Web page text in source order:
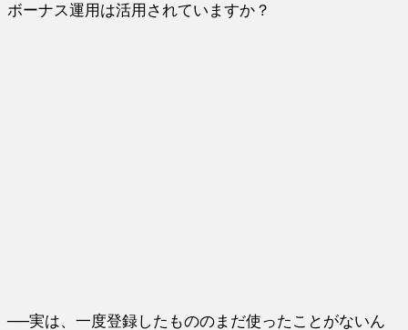
ボーナス運用は活用されていますか？
──実は、一度登録したもののまだ使ったことがないん